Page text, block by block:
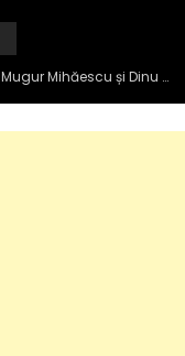
Zâmbetul Democrației: Talk Show Politic, cu Mugur Mihăescu și Dinu Popescu